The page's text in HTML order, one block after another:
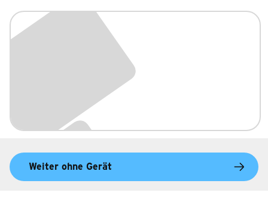
Zubuchbare Tarifoptionen
Weiter ohne Gerät